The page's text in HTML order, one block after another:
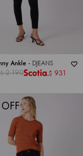
Ankle - DJEANS
$ 2.190 $ 931